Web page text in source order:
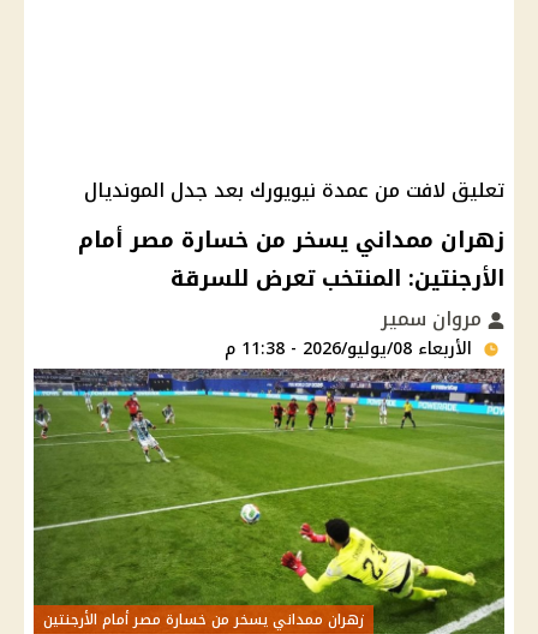
تعليق لافت من عمدة نيويورك بعد جدل المونديال
زهران ممداني يسخر من خسارة مصر أمام
الأرجنتين: المنتخب تعرض للسرقة
مروان سمير
الأربعاء 08/يوليو/2026 - 11:38 م
زهران ممداني يسخر من خسارة مصر أمام الأرجنتين